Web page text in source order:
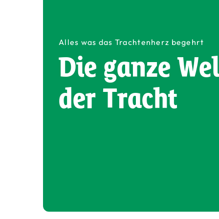
Alles was das Trachtenherz begehrt
Die ganze
der Tracht